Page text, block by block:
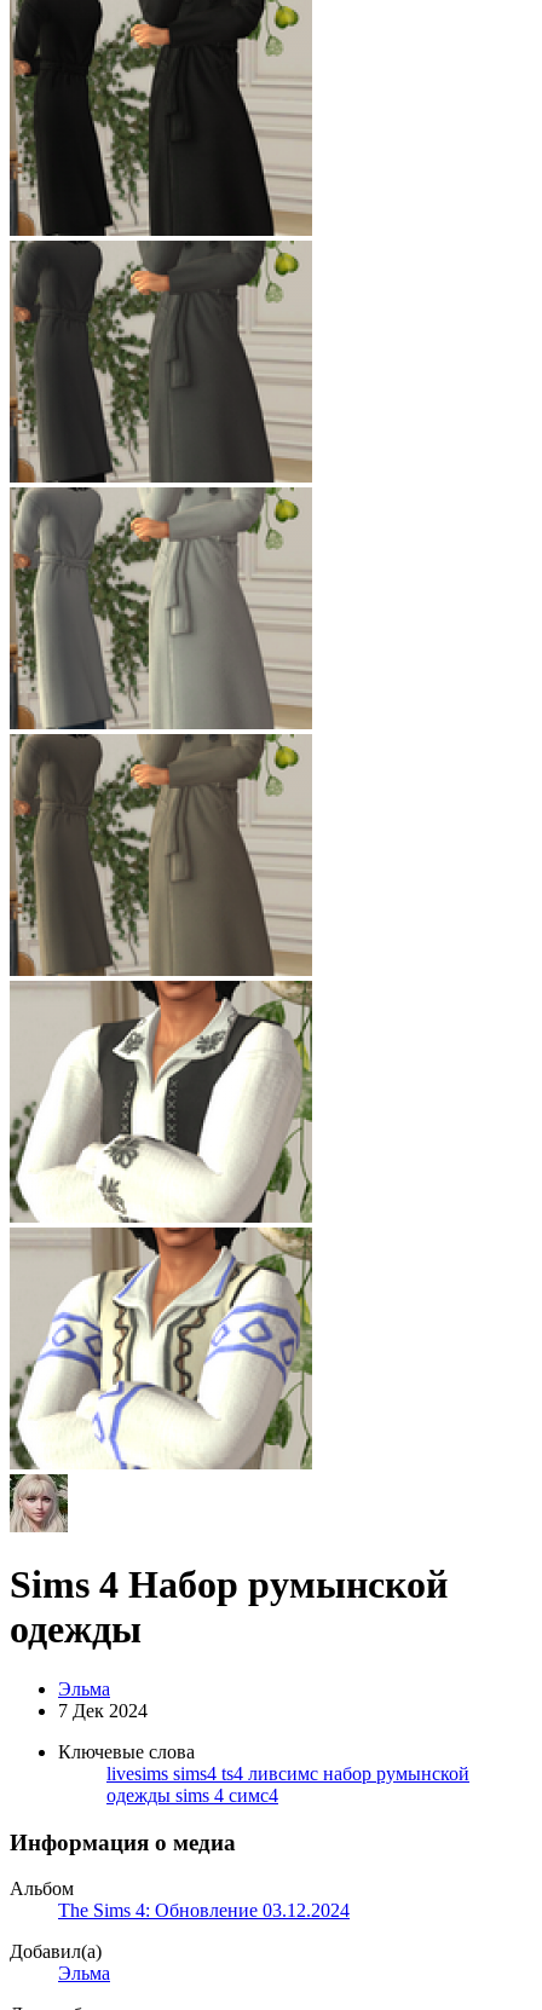
Sims 4 Набор румынской
одежды
Эльма
7 Дек 2024
Ключевые слова
livesims sims4 ts4 ливсимс набор румынской
одежды sims 4 симс4
Информация о медиа
Альбом
The Sims 4: Обновление 03.12.2024
Добавил(а)
Эльма